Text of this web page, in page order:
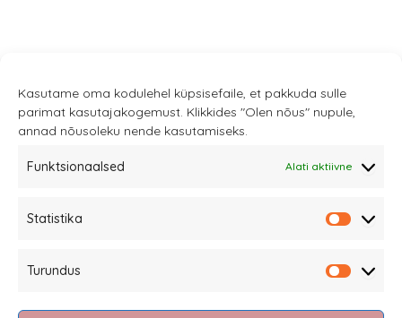
Kasutame oma kodulehel küpsisefaile, et pakkuda sulle
parimat kasutajakogemust. Klikkides "Olen nõus" nupule,
annad nõusoleku nende kasutamiseks.
Funktsionaalsed Alati aktiivne
Statistika
Turundus
Müügitingimused